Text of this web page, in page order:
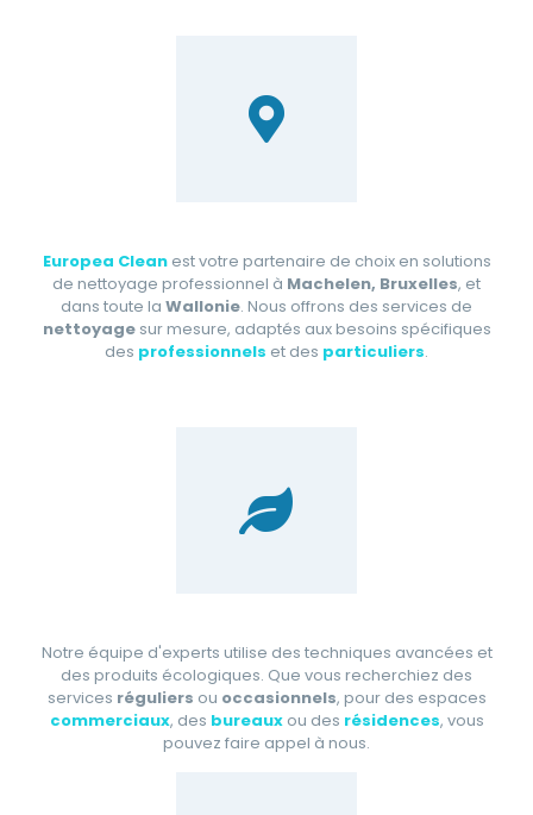
Europea Cleanest votre partenaire de choix en solutions
de nettoyage professionnel à Machelen, Bruxelles, et
dans toute la Wallonie. Nous offrons des services de
nettoyagesur mesure, adaptés aux besoins spécifiques
des professionnels et des particuliers.
Notre équipe d'experts utilise des techniques avancées et
des produits écologiques. Que vous recherchiez des
services réguliers ou occasionnels, pour des espaces
commerciaux, des bureaux ou des résidences, vous
pouvez faire appel à nous.